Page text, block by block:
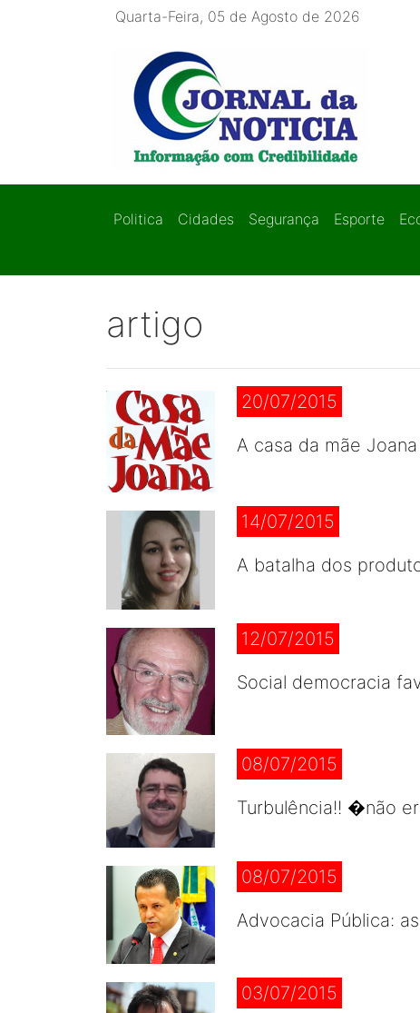
Quarta-Feira, 05 de Agosto de 2026
Politica Cidades Segurança Esporte
artigo
20/07/2015
A casa da mãe
14/07/2015
A batalha dos
12/07/2015
Social democracia
08/07/2015
Turbulência!! �não
08/07/2015
Advocacia Pública:
03/07/2015